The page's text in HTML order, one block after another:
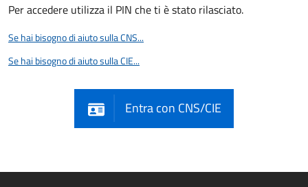
Per accedere utilizza il PIN che ti è stato rilasciato.
Se hai bisogno di aiuto sulla CNS...
Se hai bisogno di aiuto sulla CIE...
Entra con CNS/CIE